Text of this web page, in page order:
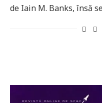
de Iain M. Banks, însă